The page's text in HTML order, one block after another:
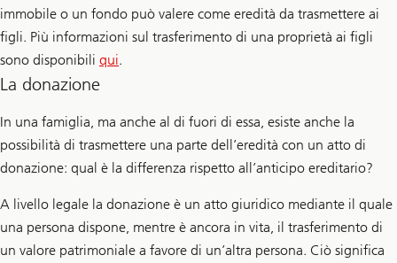
immobile o un fondo può valere come eredità da trasmettere ai
figli. Più informazioni sul trasferimento di una proprietà ai figli
sono disponibili qui.
La donazione
In una famiglia, ma anche al di fuori di essa, esiste anche la
possibilità di trasmettere una parte dell’eredità con un atto di
donazione: qual è la differenza rispetto all’anticipo ereditario?
A livello legale la donazione è un atto giuridico mediante il quale
una persona dispone, mentre è ancora in vita, il trasferimento di
un valore patrimoniale a favore di un’altra persona. Ciò significa